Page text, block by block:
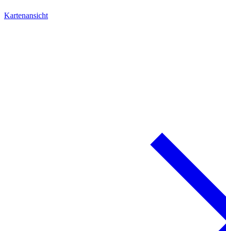
Kartenansicht